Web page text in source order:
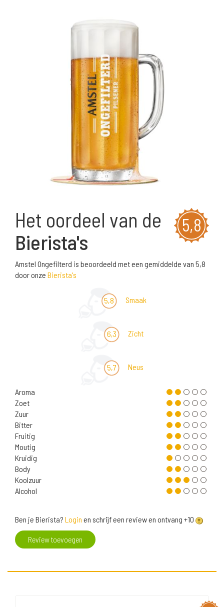
5,8
Het oordeel van de
Bierista's
Amstel Ongefilterd is beoordeeld met een gemiddelde van 5,8
door onze Bierista's
5,8 Smaak
6,3 Zicht
5,7 Neus
Aroma
Zoet
Zuur
Bitter
Fruitig
Moutig
Kruidig
Body
Koolzuur
Alcohol
Ben je Bierista? Login en schrijf een review en ontvang +10
Review toevoegen